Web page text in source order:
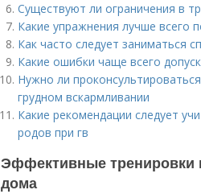
Существуют ли ограничения в
Какие упражнения лучше всего
Как часто следует заниматься
Какие ошибки чаще всего
Нужно ли
грудном вскармливании
Какие рекомендации следует
родов при гв
Эффективные тренировки
дома